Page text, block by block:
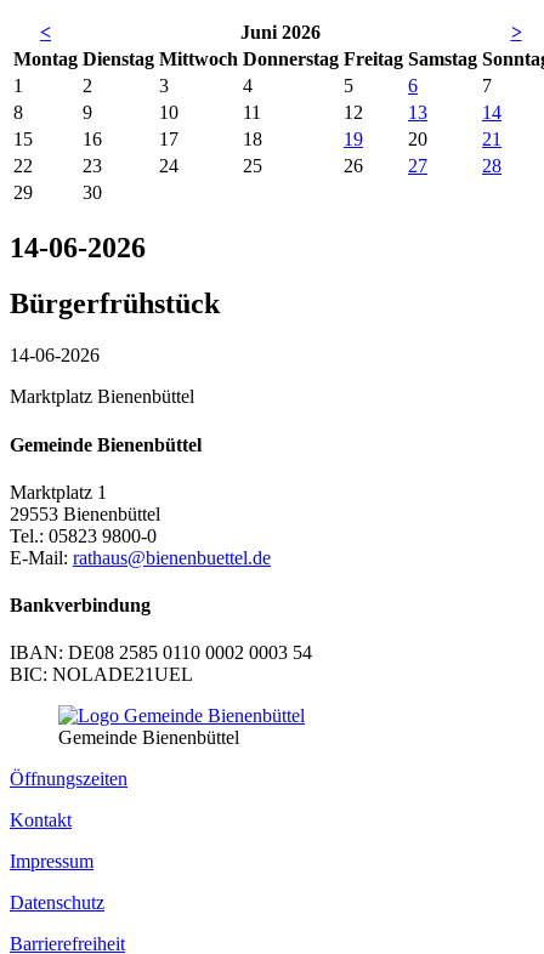
< Juni 2026
>
Montag Dienstag Mittwoch Donnerstag Freitag Samstag So
1
2 3 4 5 6
7
8
9 10 11 12 13
14
15
16 17 18 19 20
21
22
23 24 25 26 27
28
29
30
14-06-2026
Bürgerfrühstück
14-06-2026
Marktplatz Bienenbüttel
Gemeinde Bienenbüttel
Marktplatz 1
29553 Bienenbüttel
Tel.: 05823 9800-0
E-Mail: rathaus@bienenbuettel.de
Bankverbindung
IBAN: DE08 2585 0110 0002 0003 54
BIC: NOLADE21UEL
Gemeinde Bienenbüttel
Öffnungszeiten
Kontakt
Impressum
Datenschutz
Barrierefreiheit